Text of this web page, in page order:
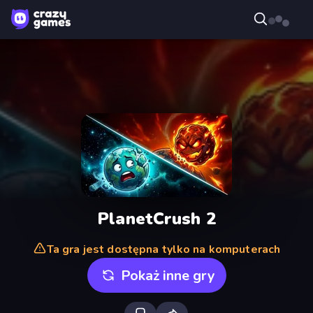
PlanetCrush 2
Ta gra jest dostępna tylko na komputerach
Pokaż inne gry